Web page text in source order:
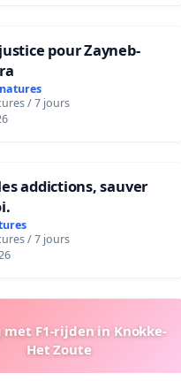
pour Zayneb-
/ 7 jours
addictions, sauver
/ 7 jours
met F1-rijden in Knokke-
Het Zoute